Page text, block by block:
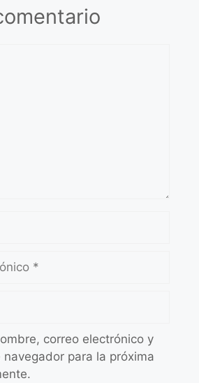
correo electrónico y
para la próxima